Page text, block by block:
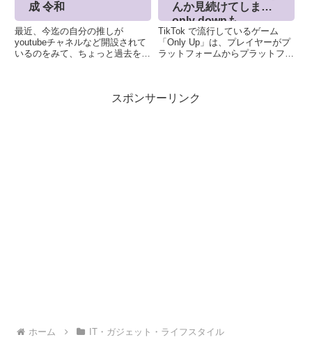
成 令和
最近、今迄の自分の推しが
youtubeチャネルなど開設されて
いるのをみて、ちょっと過去を振
しながら、最新の情報があれば記
んか見続けてしまう
only downも
TikTok で流行しているゲーム
「Only Up」は、プレイヤーがプ
ラットフォームからプラットフォ
手にプレイするには、反射神経と
スポンサーリンク
ホーム IT・ガジェット・ライフスタイル